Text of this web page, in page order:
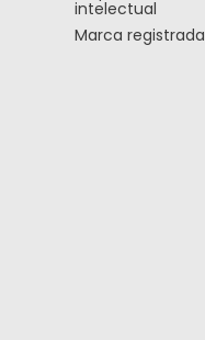
intelectual
Marca registrada